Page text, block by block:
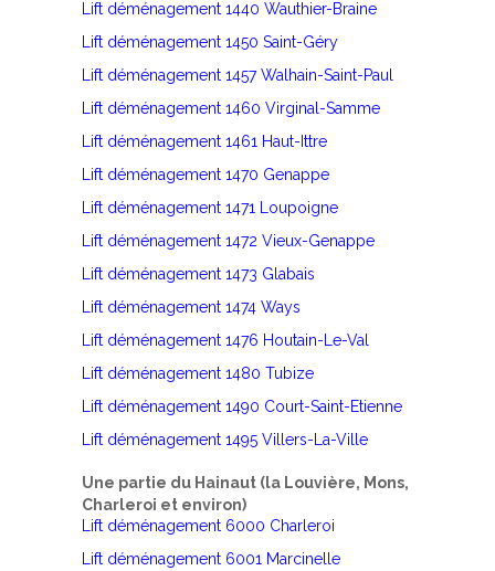
Lift déménagement 1440 Wauthier-Braine
Lift déménagement 1450 Saint-Géry
Lift déménagement 1457 Walhain-Saint-Paul
Lift déménagement 1460 Virginal-Samme
Lift déménagement 1461 Haut-Ittre
Lift déménagement 1470 Genappe
Lift déménagement 1471 Loupoigne
Lift déménagement 1472 Vieux-Genappe
Lift déménagement 1473 Glabais
Lift déménagement 1474 Ways
Lift déménagement 1476 Houtain-Le-Val
Lift déménagement 1480 Tubize
Lift déménagement 1490 Court-Saint-Etienne
Lift déménagement 1495 Villers-La-Ville
Une partie du Hainaut (la Louvière, Mons,
Charleroi et environ)
Lift déménagement 6000 Charleroi
Lift déménagement 6001 Marcinelle